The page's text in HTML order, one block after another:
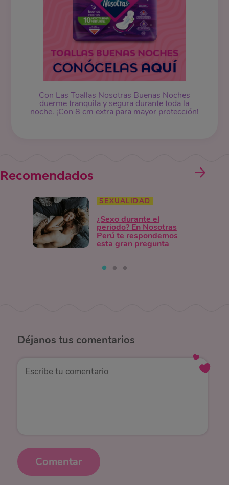
Con Las Toallas Nosotras Buenas Noches
duerme tranquila y segura durante toda la
noche. ¡Con 8 cm extra para mayor protección!
Recomendados
SEXUALIDAD
¿Sexo durante el
periodo? En Nosotras
Perú te respondemos
esta gran pregunta
Déjanos tus comentarios
Comentar